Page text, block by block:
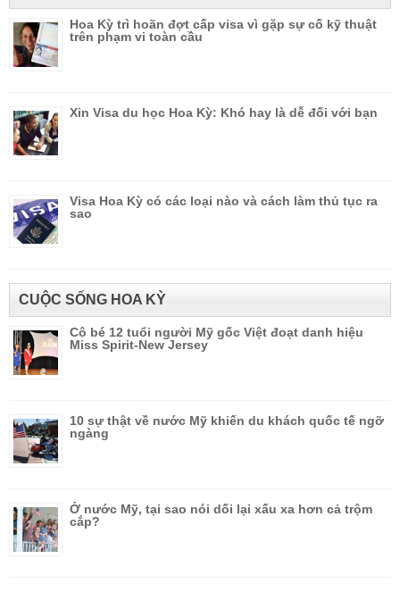
Hoa Kỳ trì hoãn đợt cấp visa vì gặp sự cố kỹ thuật
trên phạm vi toàn cầu
Xin Visa du học Hoa Kỳ: Khó hay là dễ đối với bạn
Visa Hoa Kỳ có các loại nào và cách làm thủ tục ra
sao
CUỘC SỐNG HOA KỲ
Cô bé 12 tuổi người Mỹ gốc Việt đoạt danh hiệu
Miss Spirit-New Jersey
10 sự thật về nước Mỹ khiến du khách quốc tế ngỡ
ngàng
Ở nước Mỹ, tại sao nói dối lại xấu xa hơn cả trộm
cắp?